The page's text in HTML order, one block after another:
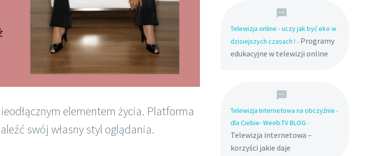
elementem życia. Platforma
swój własny styl oglądania.
Telewizja online - uczy jak być eko w
dzisiejszych czasach ! - Programy
edukacyjne w telewizji online
Telewizja Internetowa na obczyźnie -
dla Ciebie- Weeb.TV BLOG -
Telewizja internetowa –
korzyści jakie daje